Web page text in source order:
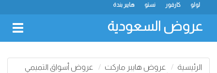
هايبر بندة نستو كارفور لولو
عروض السعودية
الرئيسية عروض هايبر ماركت
عروض أسواق التميمي